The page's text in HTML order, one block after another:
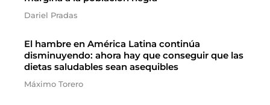
Dariel Pradas
El hambre en América Latina continúa
disminuyendo: ahora hay que conseguir que las
dietas saludables sean asequibles
Máximo Torero